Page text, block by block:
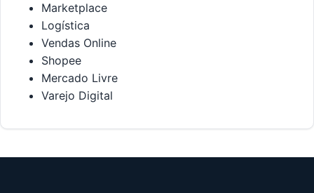
Marketplace
Logística
Vendas Online
Shopee
Mercado Livre
Varejo Digital